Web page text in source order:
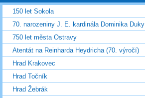
150 let Sokola
70. narozeniny J. E. kardinála Dominika Duky
750 let města Ostravy
Atentát na Reinharda Heydricha (70. výročí)
Hrad Krakovec
Hrad Točník
Hrad Žebrák